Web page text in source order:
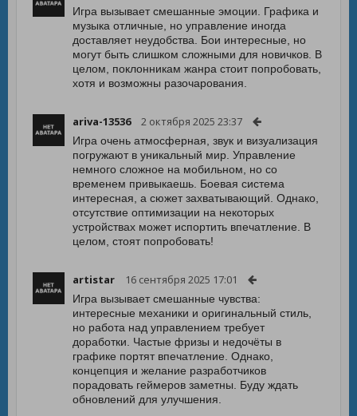
Игра вызывает смешанные эмоции. Графика и
музыка отличные, но управление иногда
доставляет неудобства. Бои интересные, но
могут быть слишком сложными для новичков. В
целом, поклонникам жанра стоит попробовать,
хотя и возможны разочарования.
ariva-13536 2 октября 2025 23:37
Игра очень атмосферная, звук и визуализация
погружают в уникальный мир. Управление
немного сложное на мобильном, но со
временем привыкаешь. Боевая система
интересная, а сюжет захватывающий. Однако,
отсутствие оптимизации на некоторых
устройствах может испортить впечатление. В
целом, стоят попробовать!
artistar 16 сентября 2025 17:01
Игра вызывает смешанные чувства:
интересные механики и оригинальный стиль,
но работа над управлением требует
доработки. Частые фризы и недочёты в
графике портят впечатление. Однако,
концепция и желание разработчиков
порадовать геймеров заметны. Буду ждать
обновлений для улучшения.